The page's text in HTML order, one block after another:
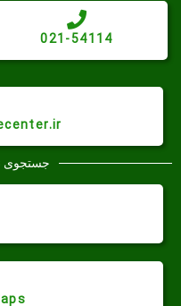
021-54114
جستجوی